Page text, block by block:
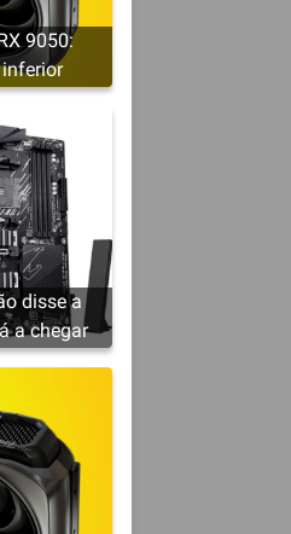
9050:
disse a
a chegar